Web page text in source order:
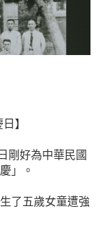
】
剛好為中華民國
」。
了五歲女童遭強